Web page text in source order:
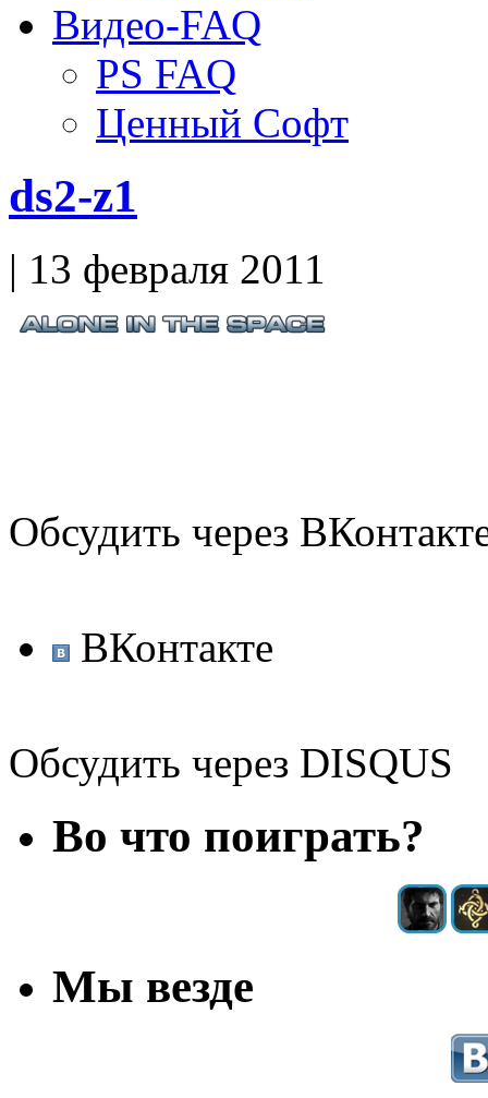
Видео-FAQ
PS FAQ
Ценный Софт
ds2-z1
| 13 февраля 2011
Обсудить через
ВКонтакте
Обсудить через DISQUS
Во что поиграть?
Мы везде